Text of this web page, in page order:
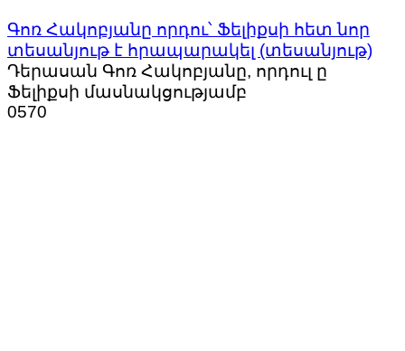
Գոռ Հակոբյանը որդու՝ Ֆելիքսի հետ նոր
տեսանյութ է հրապարակել (տեսանյութ)
Դերասան Գոռ Հակոբյանը, որդուլ ը
Ֆելիքսի մասնակցությամբ
0570